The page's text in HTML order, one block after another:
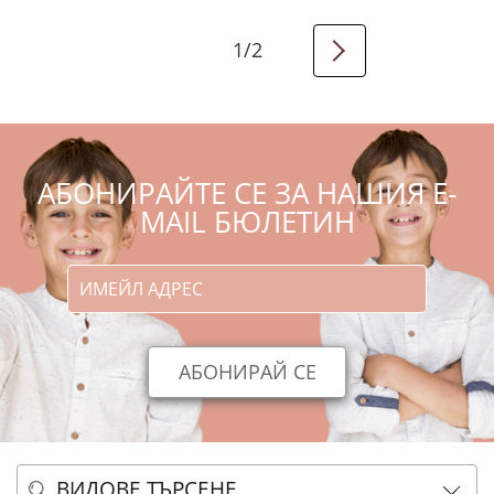
1/2
АБОНИРАЙТЕ СЕ ЗА НАШИЯ E-
MAIL БЮЛЕТИН